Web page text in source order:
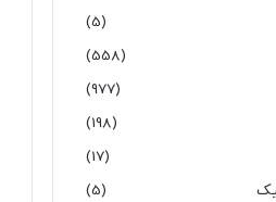
(5)
(558)
(977)
(198)
(17)
(5)